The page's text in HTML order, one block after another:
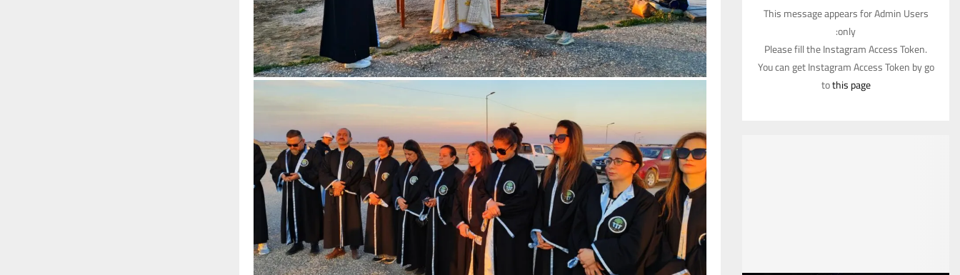
This message appears for Admin Users
only:
Please fill the Instagram Access Token.
You can get Instagram Access Token by go
tothis page